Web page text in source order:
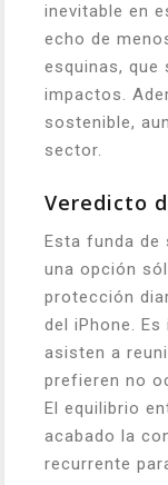
inevitable en
echo de
esquinas, que
impactos.
sostenible,
sector.
Veredicto
Esta funda de
una opción
protección
del iPhone.
asisten a
prefieren no
El equilibrio
acabado la
recurrente